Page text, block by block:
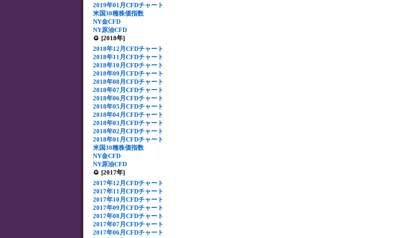
2019年01月CFDチャート
米国30種株価指数
NY金CFD
NY原油CFD
[2018年]
2018年12月CFDチャート
2018年11月CFDチャート
2018年10月CFDチャート
2018年09月CFDチャート
2018年08月CFDチャート
2018年07月CFDチャート
2018年06月CFDチャート
2018年05月CFDチャート
2018年04月CFDチャート
2018年03月CFDチャート
2018年02月CFDチャート
2018年01月CFDチャート
米国30種株価指数
NY金CFD
NY原油CFD
[2017年]
2017年12月CFDチャート
2017年11月CFDチャート
2017年10月CFDチャート
2017年09月CFDチャート
2017年08月CFDチャート
2017年07月CFDチャート
2017年06月CFDチャート